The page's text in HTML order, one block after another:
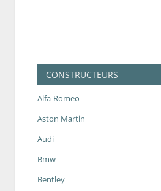
CONSTRUCTEURS
Alfa-Romeo
Aston Martin
Audi
Bmw
Bentley